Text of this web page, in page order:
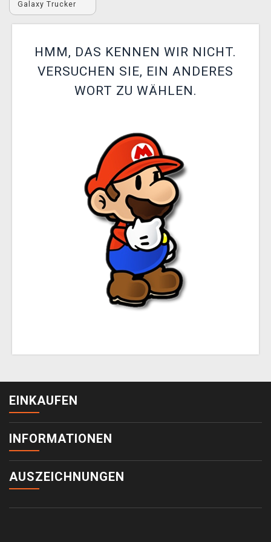
XZONE CLUB
Galaxy Trucker
HMM, DAS KENNEN WIR NICHT.
VERSUCHEN SIE, EIN ANDERES
WORT ZU WÄHLEN.
EINKAUFEN
INFORMATIONEN
AUSZEICHNUNGEN